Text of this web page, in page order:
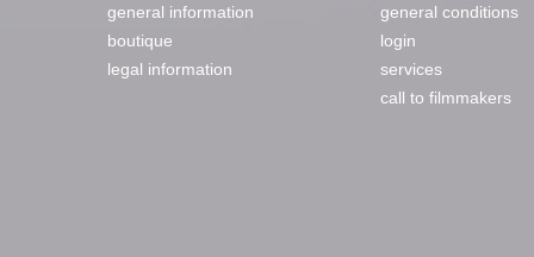
general information
boutique
legal information
general conditions
login
services
call to filmmakers